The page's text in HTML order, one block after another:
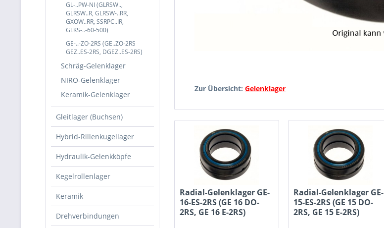
GL-..PW-NI (GLRSW..,
GLRSW..R, GLRSW-..RR,
GXOW..RR, SSRPC..IR,
GLKS-..-60-500)
GE-..-ZO-2RS (GE..ZO-2RS
GEZ..ES-2RS, DGEZ..ES-2RS)
Schräg-Gelenklager
NIRO-Gelenklager
Keramik-Gelenklager
Gleitlager (Buchsen)
Hybrid-Rillenkugellager
Hydraulik-Gelenkköpfe
Kegelrollenlager
Keramik
Drehverbindungen
Zur Übersicht: Gelenklager
Radial-Gelenklager GE-
16-ES-2RS (GE 16 DO-
2RS, GE 16 E-2RS)
Radial-Gelenklager GE-
15-ES-2RS (GE 15 DO-
2RS, GE 15 E-2RS)